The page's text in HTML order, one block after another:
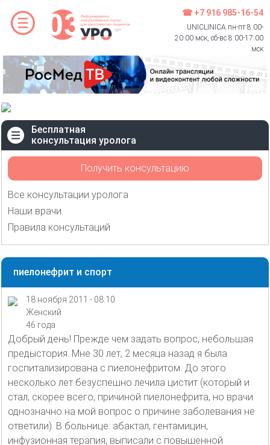
☎ +7 916 985-16-54
UNICLINICA пн-пт 8:00-
20:00 мск, сб-вс 8:00-17:00
мск
Бесплатная
консультация уролога
Получить консультацию
Все консультации уролога
Наши врачи
Правила консультаций
пиелонефрит и спорт
18 ноября 2011 - 08:10
Женский
46 года
Добрый день! Прежде чем задать вопрос, небольшая
предыстория. Мне 30 лет, 2 месяца назад я была
госпитализирована с пиелонефритом. До этого
несколько лет безуспешно лечила цистит (который и
стал, скорее всего, причиной пиелонефрита, но врачи
однозначно на мой вопрос о причине заболевания не
ответили). В больнице: абактал, гентамицин,
инфузионная терапия, выписали с повышенной